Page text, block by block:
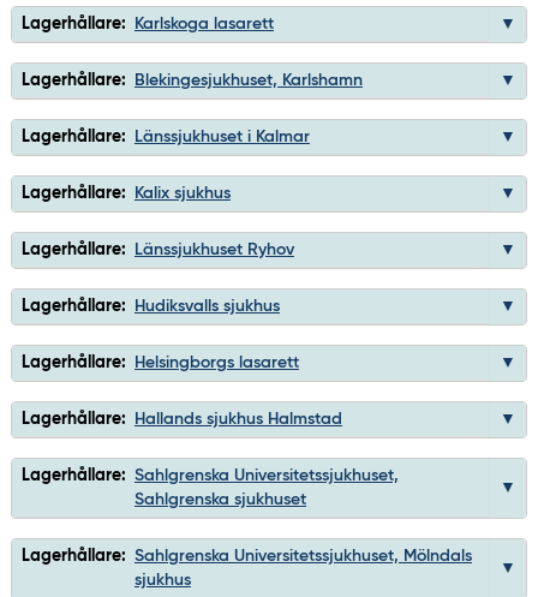
Lagerhållare: Karlskoga lasarett
Lagerhållare: Blekingesjukhuset, Karlshamn
Lagerhållare: Länssjukhuset i Kalmar
Lagerhållare: Kalix sjukhus
Lagerhållare: Länssjukhuset Ryhov
Lagerhållare: Hudiksvalls sjukhus
Lagerhållare: Helsingborgs lasarett
Lagerhållare: Hallands sjukhus Halmstad
Lagerhållare: Sahlgrenska Universitetssjukhuset,
Sahlgrenska sjukhuset
Lagerhållare: Sahlgrenska Universitetssjukhuset, Mölndals
sjukhus